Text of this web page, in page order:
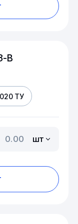
В
ТУ
шт